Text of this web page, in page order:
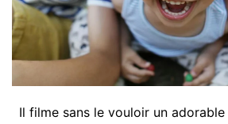
Il filme sans le vouloir un